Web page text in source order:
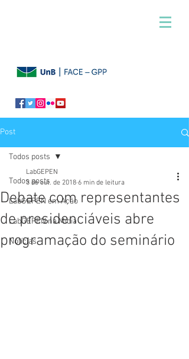
Post
Todos posts
LabGEPEN em Ação
LabGEPEN na Mídia
Notícias
Todos posts
Debate com representantes
de presidenciáveis abre
programação do seminário
LabGEPEN
3 de out. de 2018 6 min de leitura